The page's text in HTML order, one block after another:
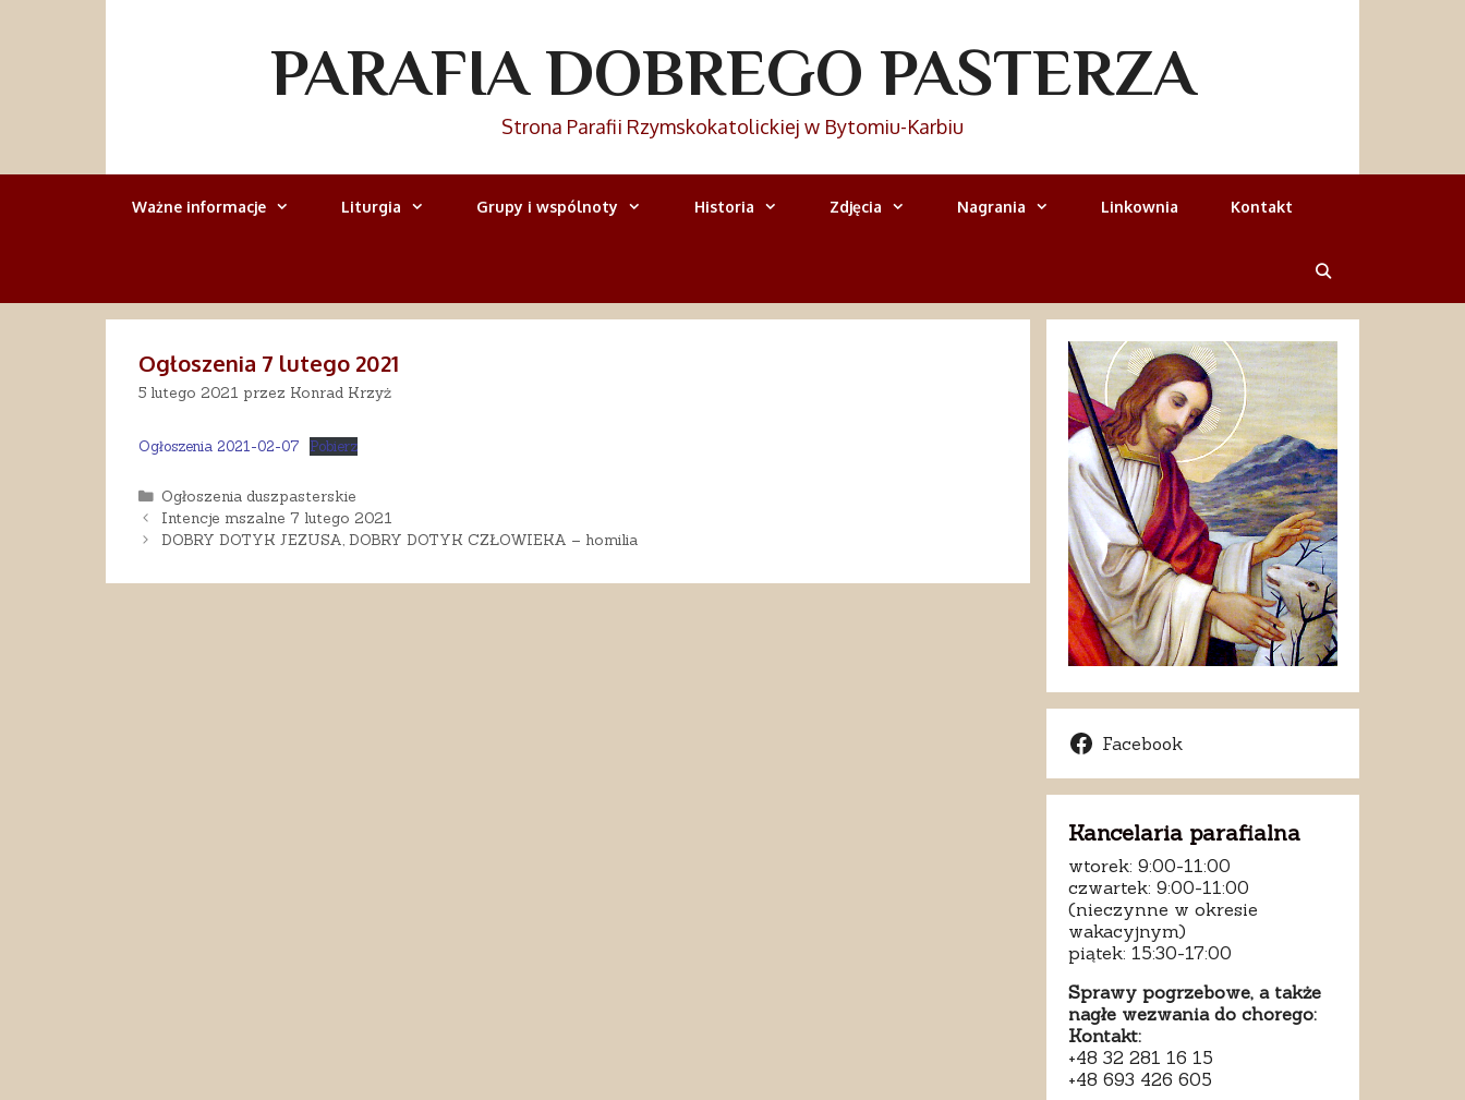
PARAFIA DOBREGO PASTERZA
Strona Parafii Rzymskokatolickiej w Bytomiu-Karbiu
Ważne informacje Liturgia Grupy i wspólnoty Historia Zdjęcia Nagrania Linkownia Kontakt
Ogłoszenia 7 lutego 2021
5 lutego 2021 przez Konrad Krzyż
Ogłoszenia 2021-02-07 Pobierz
Kategorie
Ogłoszenia duszpasterskie
Intencje mszalne 7 lutego 2021
DOBRY DOTYK JEZUSA, DOBRY DOTYK CZŁOWIEKA – homilia
Facebook
Kancelaria parafialna
wtorek: 9:00-11:00
czwartek: 9:00-11:00
(nieczynne w okresie
wakacyjnym)
piątek: 15:30-17:00
Sprawy pogrzebowe, a także
nagłe wezwania do chorego:
Kontakt:
+48 32 281 16 15
+48 693 426 605